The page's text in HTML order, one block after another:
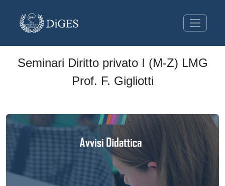
Seminari Diritto privato I (M-Z) LMG
Prof. F. Gigliotti